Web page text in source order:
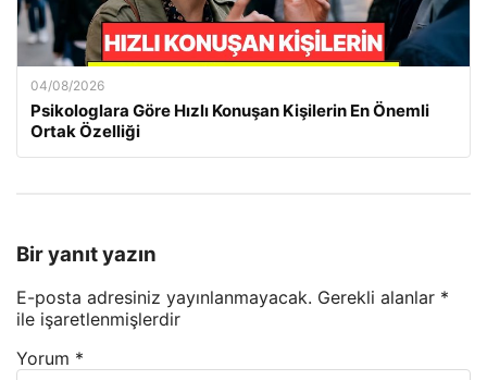
04/08/2026
Psikologlara Göre Hızlı Konuşan Kişilerin En Önemli
Ortak Özelliği
Bir yanıt yazın
E-posta adresiniz yayınlanmayacak. Gerekli alanlar *
ile işaretlenmişlerdir
Yorum *